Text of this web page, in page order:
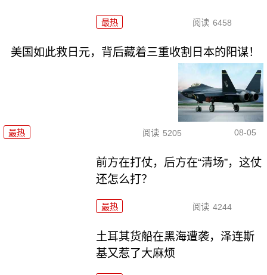
最热 阅读 6458
美国如此救日元，背后藏着三重收割日本的阳谋！
最热 阅读 5205 08-05
前方在打仗，后方在“清场”，这仗
还怎么打？
最热 阅读 4244
土耳其货船在黑海遭袭，泽连斯
基又惹了大麻烦